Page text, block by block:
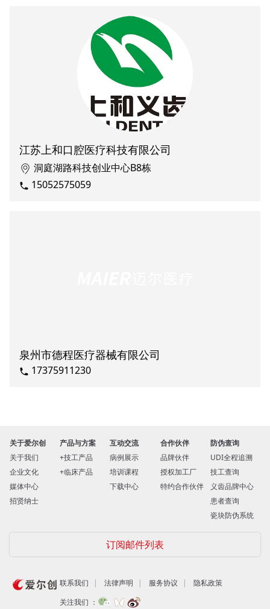
江苏上和口腔医疗科技有限公司
洞庭湖路科技创业中心B8栋
15052575059
泉州市德程医疗器械有限公司
17375911230
关于爱尔创
关于我们
企业文化
媒体中心
招贤纳士
产品与方案
技工产品
临床产品
互动交流
病例展示
培训课程
下载中心
合作伙伴
品牌伙伴
授权加工厂
特约合作伙伴
防伪查询
UDI全程追溯
技工查询
义齿品牌中心
患者查询
瓷块防伪系统
联系我们 法律声明 服务协议
隐私政策
关注我们 ：
订阅邮件列表